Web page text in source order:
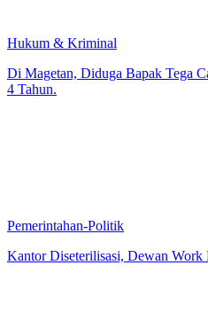
Hukum & Kriminal
Di Magetan, Diduga Bapak Tega
4 Tahun.
Pemerintahan-Politik
Kantor Diseterilisasi, Dewan Work